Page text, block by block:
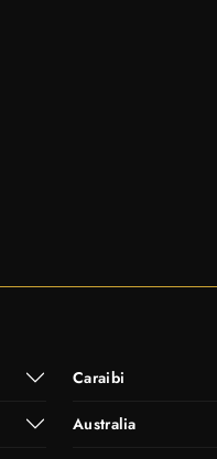
Caraibi
Australia